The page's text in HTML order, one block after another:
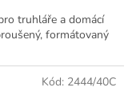
truhláře a domácí
formátovaný
Kód: 2444/40C